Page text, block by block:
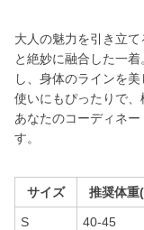
大人の魅力を引き立
と絶妙に融合した一
し、身体のラインを
使いにもぴったりで、
あなたのコーディネ
す。
サイズ 推奨体重
S 40-45